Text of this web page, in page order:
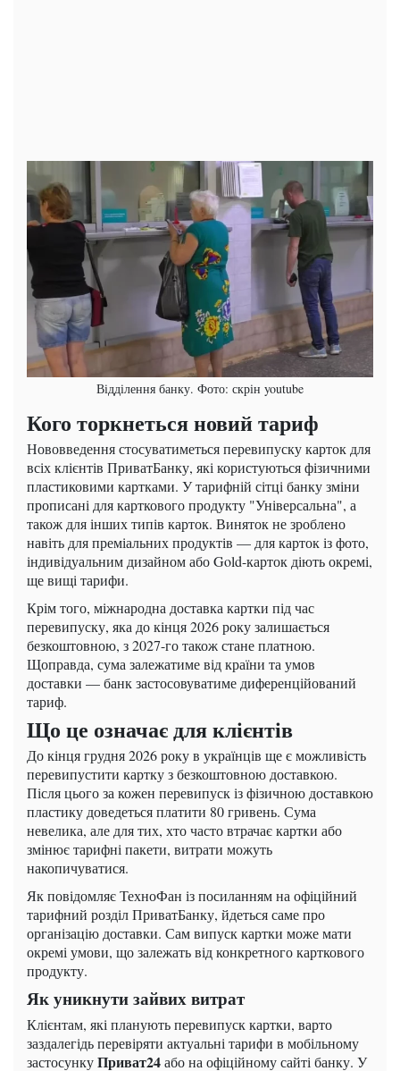
Відділення банку. Фото: скрін youtube
Кого торкнеться новий тариф
Нововведення стосуватиметься перевипуску карток для
всіх клієнтів ПриватБанку, які користуються фізичними
пластиковими картками. У тарифній сітці банку зміни
прописані для карткового продукту "Універсальна", а
також для інших типів карток. Виняток не зроблено
навіть для преміальних продуктів — для карток із фото,
індивідуальним дизайном або Gold-карток діють окремі,
ще вищі тарифи.
Крім того, міжнародна доставка картки під час
перевипуску, яка до кінця 2026 року залишається
безкоштовною, з 2027-го також стане платною.
Щоправда, сума залежатиме від країни та умов
доставки — банк застосовуватиме диференційований
тариф.
Що це означає для клієнтів
До кінця грудня 2026 року в українців ще є можливість
перевипустити картку з безкоштовною доставкою.
Після цього за кожен перевипуск із фізичною доставкою
пластику доведеться платити 80 гривень. Сума
невелика, але для тих, хто часто втрачає картки або
змінює тарифні пакети, витрати можуть
накопичуватися.
Як повідомляє ТехноФан із посиланням на офіційний
тарифний розділ ПриватБанку, йдеться саме про
організацію доставки. Сам випуск картки може мати
окремі умови, що залежать від конкретного карткового
продукту.
Як уникнути зайвих витрат
Клієнтам, які планують перевипуск картки, варто
заздалегідь перевіряти актуальні тарифи в мобільному
застосункуПриват24або на офіційному сайті банку. У